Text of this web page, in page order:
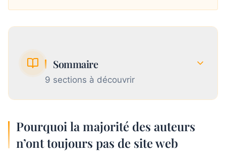
Sommaire
9 sections à découvrir
1
Pourquoi la majorité des auteurs n’ont
toujours pas de site web
Pourquoi la majorité des auteurs
n’ont toujours pas de site web